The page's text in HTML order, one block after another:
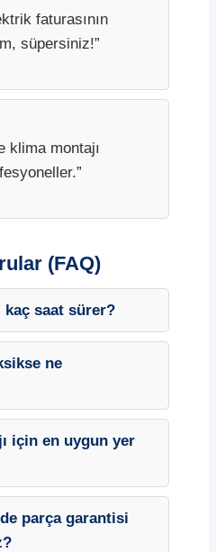
faturasının
süpersiniz!”
klima montajı
(FAQ)
kaç saat sürer?
ne
için en uygun yer
parça garantisi